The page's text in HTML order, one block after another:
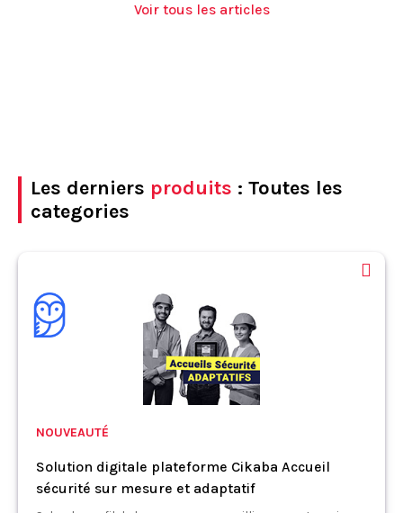
Voir tous les articles
Les derniers produits : Toutes les
categories
NOUVEAUTÉ
Solution digitale plateforme Cikaba Accueil
sécurité sur mesure et adaptatif